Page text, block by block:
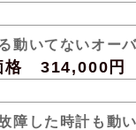
動いてないオー
格 314,000円
障した時計も動